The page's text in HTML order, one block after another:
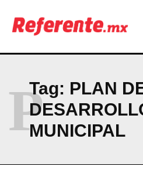
PRIVACY POLICY
Tag: PLAN
MUNICIPAL
P